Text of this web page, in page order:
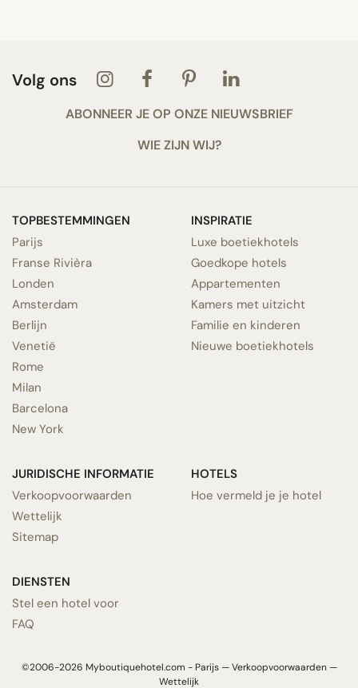
Volg ons
ABONNEER JE OP ONZE NIEUWSBRIEF
WIE ZIJN WIJ?
TOPBESTEMMINGEN
Parijs
Franse Rivièra
Londen
Amsterdam
Berlijn
Venetië
Rome
Milan
Barcelona
New York
INSPIRATIE
Luxe boetiekhotels
Goedkope hotels
Appartementen
Kamers met uitzicht
Familie en kinderen
Nieuwe boetiekhotels
JURIDISCHE INFORMATIE
Verkoopvoorwaarden
Wettelijk
Sitemap
DIENSTEN
Stel een hotel voor
FAQ
HOTELS
Hoe vermeld je je hotel
©2006-2026 Myboutiquehotel.com - Parijs —Verkoopvoorwaarden—
Wettelijk